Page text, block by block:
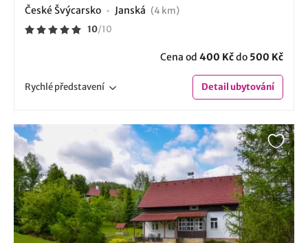
České Švýcarsko Janská (4 km)
10/10
Cena od 400 Kčdo 500 Kč
Rychlépředstavení Detailubytování